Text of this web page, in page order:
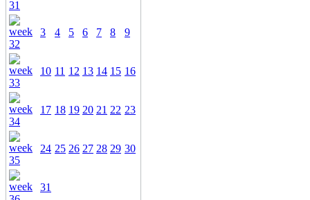
3 4 5 6 7 8 9
10 11 12 13 14 15 16
17 18 19 20 21 22 23
24 25 26 27 28 29 30
31